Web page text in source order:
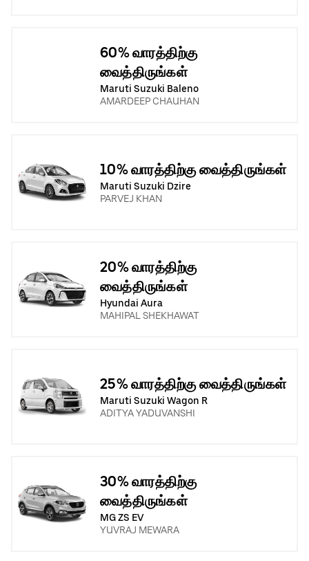
60% வாரத்திற்கு
வைத்திருங்கள்
Maruti Suzuki Baleno
AMARDEEP CHAUHAN
10% வாரத்திற்கு வைத்திருங்கள்
Maruti Suzuki Dzire
PARVEJ KHAN
20% வாரத்திற்கு
வைத்திருங்கள்
Hyundai Aura
MAHIPAL SHEKHAWAT
25% வாரத்திற்கு வைத்திருங்கள்
Maruti Suzuki Wagon R
ADITYA YADUVANSHI
30% வாரத்திற்கு
வைத்திருங்கள்
MG ZS EV
YUVRAJ MEWARA